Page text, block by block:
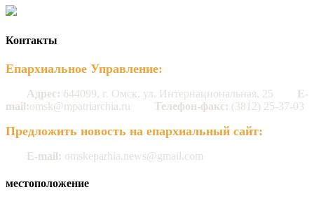
Контакты
Епархиальное Управление:
Адрес: 644099, г. Омск, ул. Интернациональная, 25
E-
mail:omsk@mpatriarchia.ru Телефон-факс: (3812) 25-37-03
Предложить новость на епархиальный сайт:
E-mail: omskeparhia.news@gmail.com
местоположение